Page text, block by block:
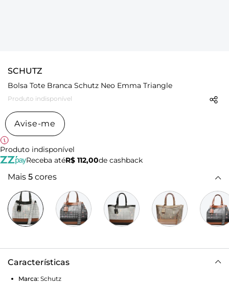
SCHUTZ
Bolsa Tote Branca Schutz Neo Emma Triangle
Produto indisponível
Avise-me
Produto indisponível
Receba atéR$ 112,00de cashback
Mais 5 cores
Características
Marca: Schutz